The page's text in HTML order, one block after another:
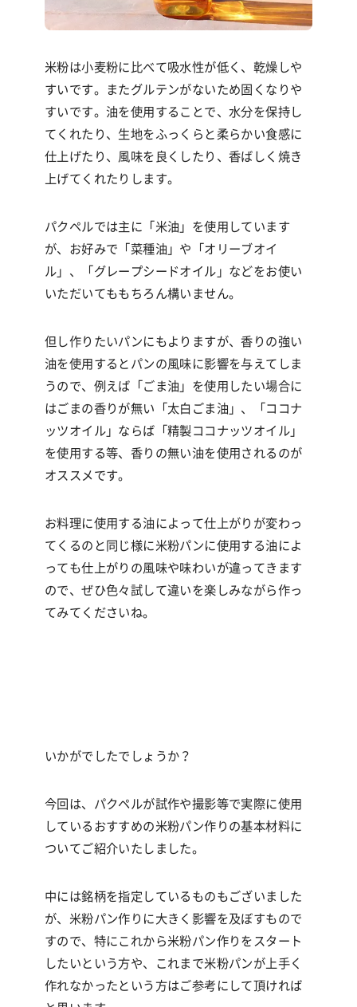
米粉は小麦粉に比べて吸水性が低く、乾燥しや
すいです。またグルテンがないため固くなりや
すいです。油を使用することで、水分を保持し
てくれたり、生地をふっくらと柔らかい食感に
仕上げたり、風味を良くしたり、香ばしく焼き
上げてくれたりします。
パクペルでは主に「米油」を使用しています
が、お好みで「菜種油」や「オリーブオイ
ル」、「グレープシードオイル」などをお使い
いただいてももちろん構いません。
但し作りたいパンにもよりますが、香りの強い
油を使用するとパンの風味に影響を与えてしま
うので、例えば「ごま油」を使用したい場合に
はごまの香りが無い「太白ごま油」、「ココナ
ッツオイル」ならば「精製ココナッツオイル」
を使用する等、香りの無い油を使用されるのが
オススメです。
お料理に使用する油によって仕上がりが変わっ
てくるのと同じ様に米粉パンに使用する油によ
っても仕上がりの風味や味わいが違ってきます
ので、ぜひ色々試して違いを楽しみながら作っ
てみてくださいね。
いかがでしたでしょうか？
今回は、パクペルが試作や撮影等で実際に使用
しているおすすめの米粉パン作りの基本材料に
ついてご紹介いたしました。
中には銘柄を指定しているものもございました
が、米粉パン作りに大きく影響を及ぼすもので
すので、特にこれから米粉パン作りをスタート
したいという方や、これまで米粉パンが上手く
作れなかったという方はご参考にして頂ければ